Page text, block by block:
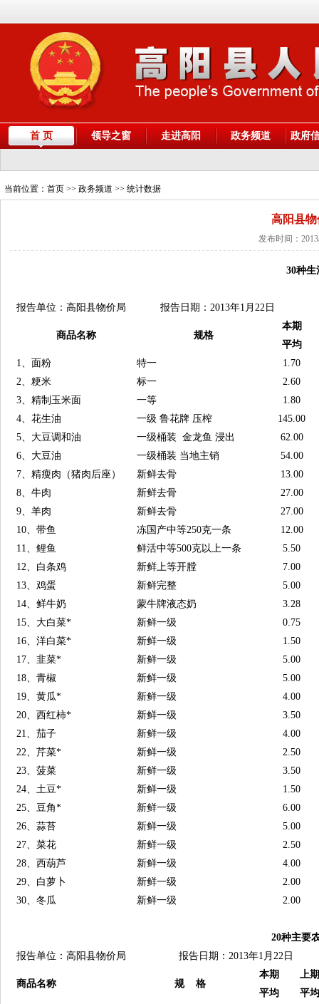
首 页 领导之窗 走进高阳 政务频道 政府
当前位置： 首页 >> 政务频道 >> 统计数据
高阳县
发布时间：
30种
报告单位：高阳县物价局 报告日期：2013年1月22日
商品名称 规格
本期
平均
1、面粉
特一
1.70
2、粳米
标一
2.60
3、精制玉米面
一等
1.80
4、花生油
一级 鲁花牌 压榨
145.00
5、大豆调和油
一级桶装 金龙鱼 浸出
62.00
6、大豆油
一级桶装 当地主销
54.00
7、精瘦肉（猪肉后座）
新鲜去骨
13.00
8、牛肉
新鲜去骨
27.00
9、羊肉
新鲜去骨
27.00
10、带鱼
冻国产中等250克一条
12.00
11、鲤鱼
鲜活中等500克以上一条
5.50
12、白条鸡
新鲜上等开膛
7.00
13、鸡蛋
新鲜完整
5.00
14、鲜牛奶
蒙牛牌液态奶
3.28
15、大白菜*
新鲜一级
0.75
16、洋白菜*
新鲜一级
1.50
17、韭菜*
新鲜一级
5.00
18、青椒
新鲜一级
5.00
19、黄瓜*
新鲜一级
4.00
20、西红柿*
新鲜一级
3.50
21、茄子
新鲜一级
4.00
22、芹菜*
新鲜一级
2.50
23、菠菜
新鲜一级
3.50
24、土豆*
新鲜一级
1.50
25、豆角*
新鲜一级
6.00
26、蒜苔
新鲜一级
5.00
27、菜花
新鲜一级
2.50
28、西葫芦
新鲜一级
4.00
29、白萝卜
新鲜一级
2.00
30、冬瓜
新鲜一级 2.00
20种主要
报告单位：高阳县物价局 报告日期：2013年1月22日
商品名称 规 格
本期
平均
上
平